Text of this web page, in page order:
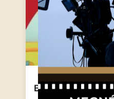
Bing – Öltözködés